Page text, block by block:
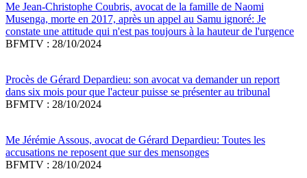
Me Jean-Christophe Coubris, avocat de la famille de Naomi
Musenga, morte en 2017, après un appel au Samu ignoré: Je
constate une attitude qui n'est pas toujours à la hauteur de l'urgence
BFMTV : 28/10/2024
Procès de Gérard Depardieu: son avocat va demander un report
dans six mois pour que l'acteur puisse se présenter au tribunal
BFMTV : 28/10/2024
Me Jérémie Assous, avocat de Gérard Depardieu: Toutes les
accusations ne reposent que sur des mensonges
BFMTV : 28/10/2024